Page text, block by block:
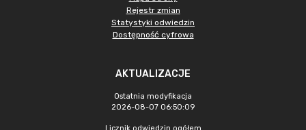
Rejestr zmian
Statystyki odwiedzin
Dostępność cyfrowa
AKTUALIZACJE
Ostatnia modyfikacja
2026-08-07 06:50:09